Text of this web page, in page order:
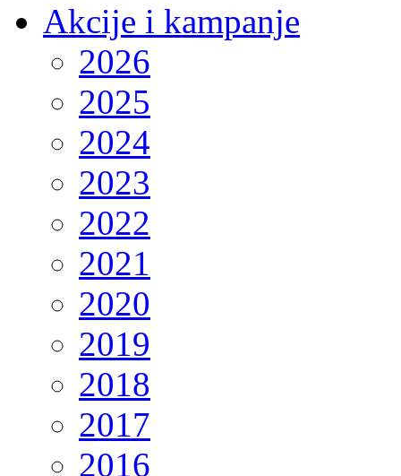
Akcije i kampanje
2026
2025
2024
2023
2022
2021
2020
2019
2018
2017
2016